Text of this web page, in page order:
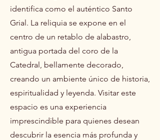
identifica como el auténtico Santo
Grial. La reliquia se expone en el
centro de un retablo de alabastro,
antigua portada del coro de la
Catedral, bellamente decorado,
creando un ambiente único de historia,
espiritualidad y leyenda. Visitar este
espacio es una experiencia
imprescindible para quienes desean
descubrir la esencia más profunda y